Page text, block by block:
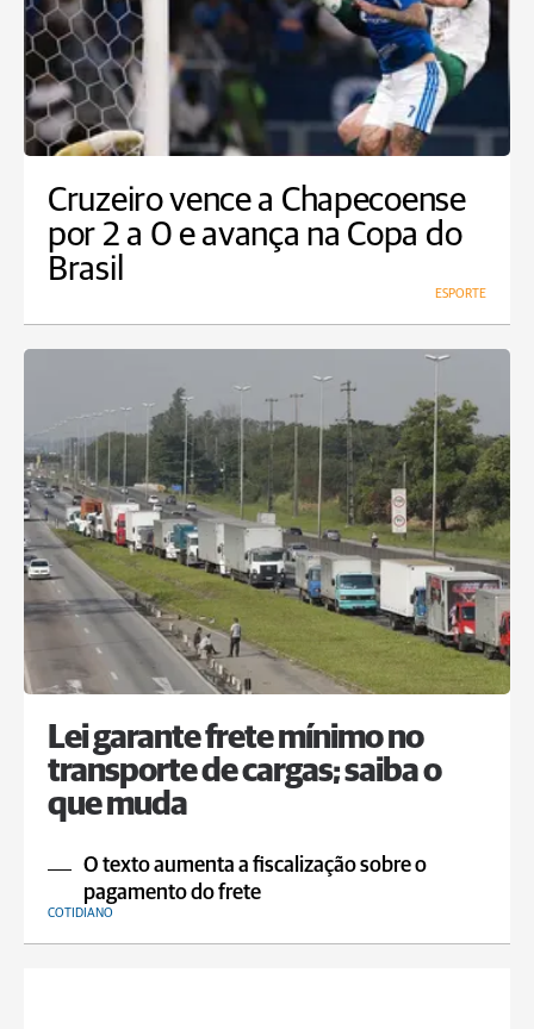
Cruzeiro vence a Chapecoense
por 2 a 0 e avança na Copa do
Brasil
ESPORTE
Lei garante frete mínimo no
transporte de cargas; saiba o
que muda
O texto aumenta a fiscalização sobre o
pagamento do frete
COTIDIANO